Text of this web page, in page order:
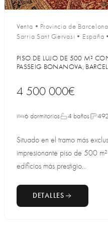
Venta • Provincia de Barcelona
Sarria Sant Gervasi • España •
PISO DE LUJO DE 500 M²
PASSEIG BONANOVA,
4 500 000€
6 dormitorios 4 baños
Situado en el tramo más
impresionante piso de 500
edificios más prestigio...
DETALLES